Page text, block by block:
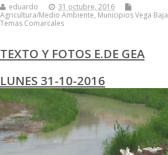
eduardo
31 octubre, 2016
Agricultura/Medio Ambiente, Municipios Vega Baja
Temas Comarcales
TEXTO Y FOTOS E.DE GEA
LUNES 31-10-2016